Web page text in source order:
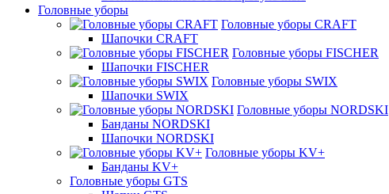
Головные уборы
Головные уборы CRAFT
Шапочки CRAFT
Головные уборы FISCHER
Шапочки FISCHER
Головные уборы SWIX
Шапочки SWIX
Головные уборы NORDSKI
Банданы NORDSKI
Шапочки NORDSKI
Головные уборы KV+
Банданы KV+
Головные уборы GTS